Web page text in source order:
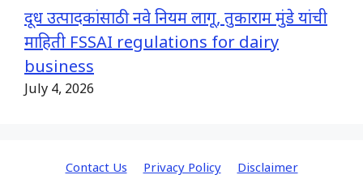
दूध उत्पादकांसाठी नवे नियम लागू, तुकाराम मुंडे यांची
माहिती FSSAI regulations for dairy
business
July 4, 2026
Contact Us Privacy Policy Disclaimer